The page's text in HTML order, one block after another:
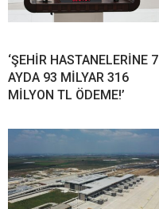
‘ŞEHİR HASTANELERİNE 7
AYDA 93 MİLYAR 316
MİLYON TL ÖDEME!’